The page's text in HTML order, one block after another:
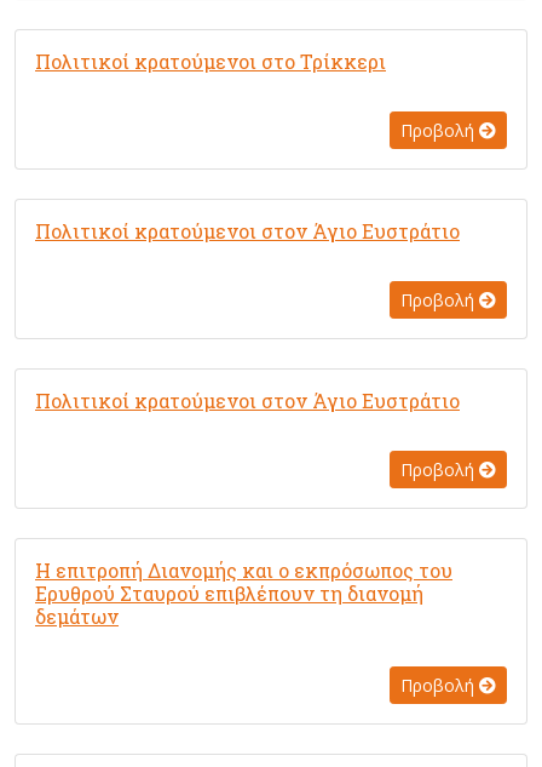
Πολιτικοί κρατούμενοι στο Τρίκκερι
Προβολή
Πολιτικοί κρατούμενοι στον Άγιο Ευστράτιο
Προβολή
Πολιτικοί κρατούμενοι στον Άγιο Ευστράτιο
Προβολή
Η επιτροπή Διανομής και ο εκπρόσωπος του
Ερυθρού Σταυρού επιβλέπουν τη διανομή
δεμάτων
Προβολή